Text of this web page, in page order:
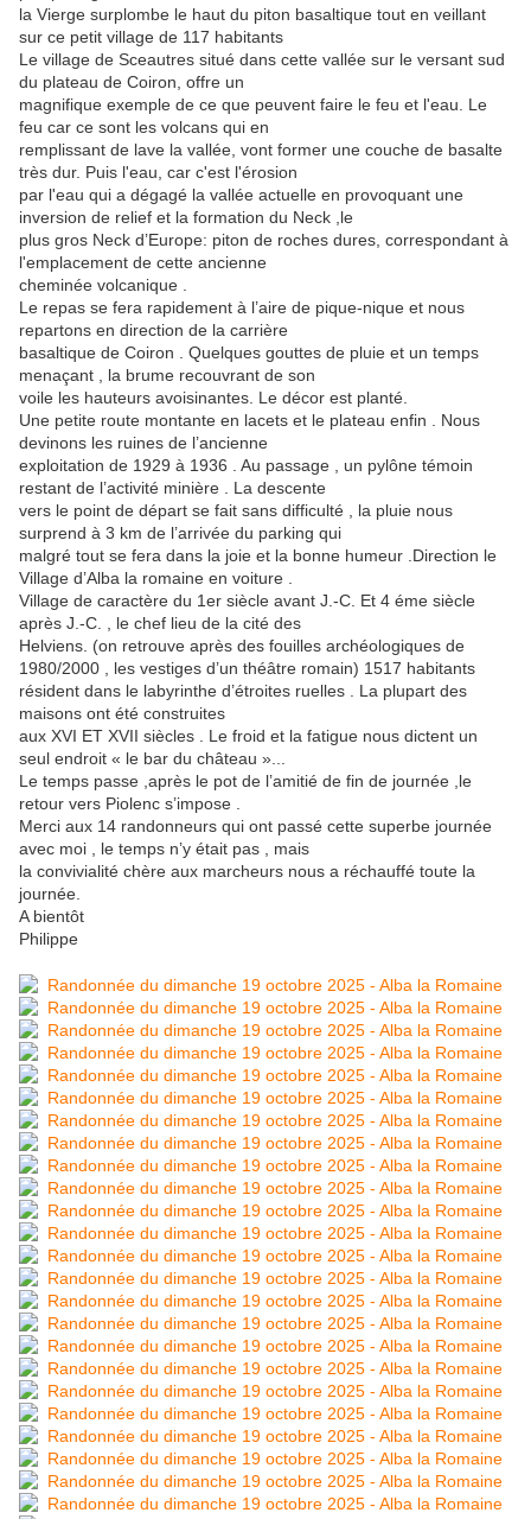
la Vierge surplombe le haut du piton basaltique tout en veillant
sur ce petit village de 117 habitants
Le village de Sceautres situé dans cette vallée sur le versant sud
du plateau de Coiron, offre un
magnifique exemple de ce que peuvent faire le feu et l'eau. Le
feu car ce sont les volcans qui en
remplissant de lave la vallée, vont former une couche de basalte
très dur. Puis l'eau, car c'est l'érosion
par l'eau qui a dégagé la vallée actuelle en provoquant une
inversion de relief et la formation du Neck ,le
plus gros Neck d’Europe: piton de roches dures, correspondant à
l'emplacement de cette ancienne
cheminée volcanique .
Le repas se fera rapidement à l’aire de pique-nique et nous
repartons en direction de la carrière
basaltique de Coiron . Quelques gouttes de pluie et un temps
menaçant , la brume recouvrant de son
voile les hauteurs avoisinantes. Le décor est planté.
Une petite route montante en lacets et le plateau enfin . Nous
devinons les ruines de l’ancienne
exploitation de 1929 à 1936 . Au passage , un pylône témoin
restant de l’activité minière . La descente
vers le point de départ se fait sans difficulté , la pluie nous
surprend à 3 km de l’arrivée du parking qui
malgré tout se fera dans la joie et la bonne humeur .Direction le
Village d’Alba la romaine en voiture .
Village de caractère du 1er siècle avant J.-C. Et 4 éme siècle
après J.-C. , le chef lieu de la cité des
Helviens. (on retrouve après des fouilles archéologiques de
1980/2000 , les vestiges d’un théâtre romain) 1517 habitants
résident dans le labyrinthe d’étroites ruelles . La plupart des
maisons ont été construites
aux XVI ET XVII siècles . Le froid et la fatigue nous dictent un
seul endroit « le bar du château »...
Le temps passe ,après le pot de l’amitié de fin de journée ,le
retour vers Piolenc s’impose .
Merci aux 14 randonneurs qui ont passé cette superbe journée
avec moi , le temps n’y était pas , mais
la convivialité chère aux marcheurs nous a réchauffé toute la
journée.
A bientôt
Philippe